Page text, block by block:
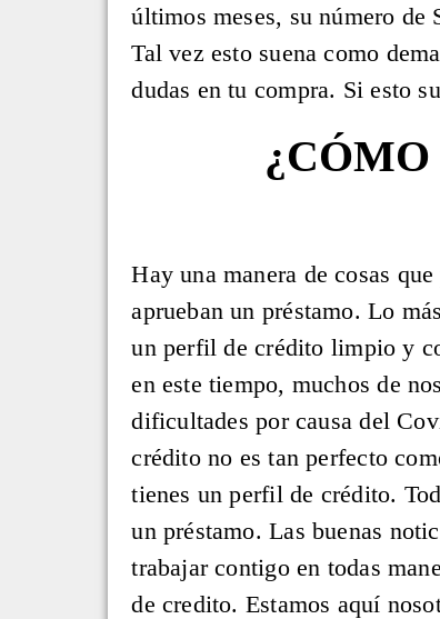
últimos meses, su número
Tal vez esto suena como
dudas en tu compra. Si esto
Hay una manera de cosas
aprueban un préstamo. Lo
un perfil de crédito limpio y
en este tiempo, muchos de
dificultades por causa del
crédito no es tan perfecto
tienes un perfil de crédito.
un préstamo. Las buenas
trabajar contigo en todas
de credito. Estamos aquí